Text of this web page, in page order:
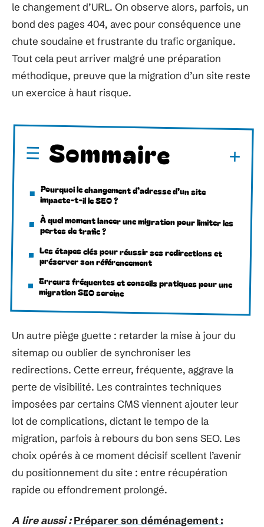
le changement d’URL. On observe alors, parfois, un
bond des pages 404, avec pour conséquence une
chute soudaine et frustrante du trafic organique.
Tout cela peut arriver malgré une préparation
méthodique, preuve que la migration d’un site reste
un exercice à haut risque.
Sommaire
Pourquoi le changement d’adresse d’un site
impacte-t-il le SEO ?
À quel moment lancer une migration pour limiter les
pertes de trafic ?
Les étapes clés pour réussir ses redirections et
préserver son référencement
Erreurs fréquentes et conseils pratiques pour une
migration SEO sereine
Un autre piège guette : retarder la mise à jour du
sitemap ou oublier de synchroniser les
redirections. Cette erreur, fréquente, aggrave la
perte de visibilité. Les contraintes techniques
imposées par certains CMS viennent ajouter leur
lot de complications, dictant le tempo de la
migration, parfois à rebours du bon sens SEO. Les
choix opérés à ce moment décisif scellent l’avenir
du positionnement du site : entre récupération
rapide ou effondrement prolongé.
A lire aussi : Préparer son déménagement :